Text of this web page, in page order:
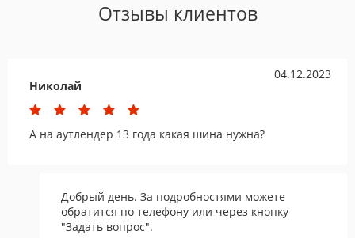
Отзывы клиентов
04.12.2023
Николай
А на аутлендер 13 года какая шина нужна?
Добрый день. За подробностями можете
обратится по телефону или через кнопку
"Задать вопрос".